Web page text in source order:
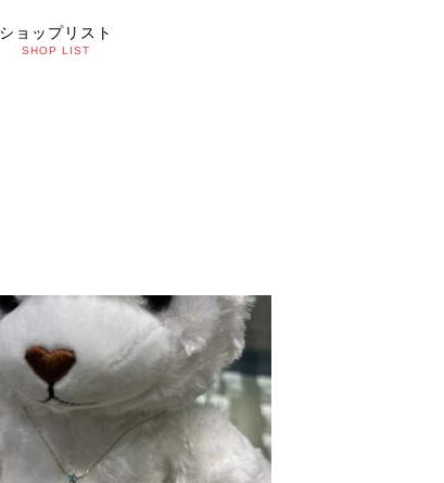
ショップリスト
SHOP LIST